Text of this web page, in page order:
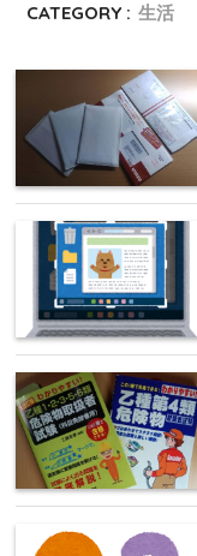
CATEGORY : 生活